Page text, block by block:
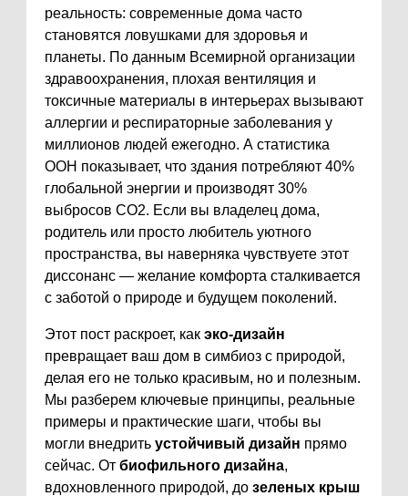
реальность: современные дома часто
становятся ловушками для здоровья и
планеты. По данным Всемирной организации
здравоохранения, плохая вентиляция и
токсичные материалы в интерьерах вызывают
аллергии и респираторные заболевания у
миллионов людей ежегодно. А статистика
ООН показывает, что здания потребляют 40%
глобальной энергии и производят 30%
выбросов CO2. Если вы владелец дома,
родитель или просто любитель уютного
пространства, вы наверняка чувствуете этот
диссонанс — желание комфорта сталкивается
с заботой о природе и будущем поколений.
Этот пост раскроет, как эко-дизайн
превращает ваш дом в симбиоз с природой,
делая его не только красивым, но и полезным.
Мы разберем ключевые принципы, реальные
примеры и практические шаги, чтобы вы
могли внедрить устойчивый дизайн прямо
сейчас. От биофильного дизайна,
вдохновленного природой, до зеленых крыш